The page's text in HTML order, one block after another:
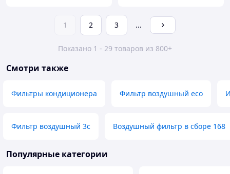
1 2 3 ...
Показано 1 - 29 товаров из 800+
Смотри также
Фильтры кондиционера Фильтр воздушный eco
Фильтр воздушный 3с Воздушный фильтр в сборе 168
Популярные категории